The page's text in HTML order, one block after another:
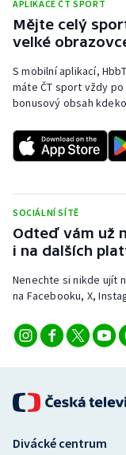
Rychlostní
Short track
Stolní tenis
Triatlon
Veslování
Ostatní
APLIKACE ČT SPORT
Mějte celý
velké
S mobilní aplikací,
máte ČT sport vždy
bonusový obsah
SOCIÁLNÍ SÍTĚ
Odteď vám už
i na dalších
Nenechte si nikde ujít
na Facebooku, X,
Divácké centrum